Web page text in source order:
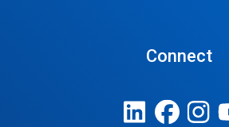
Connect